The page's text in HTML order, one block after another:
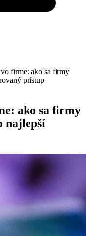
firme: ako sa firmy
prístup
ako sa firmy
najlepší